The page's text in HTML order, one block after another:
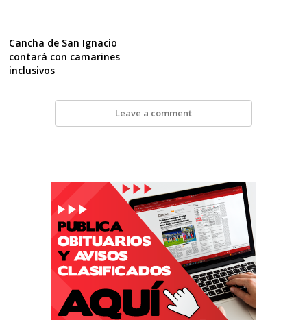
Cancha de San Ignacio
contará con camarines
inclusivos
Leave a comment